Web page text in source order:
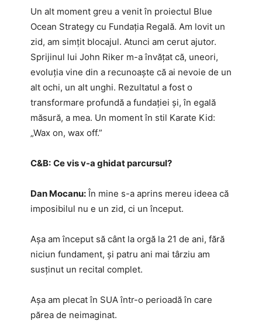
Un alt moment greu a venit în proiectul Blue
Ocean Strategy cu Fundația Regală. Am lovit un
zid, am simțit blocajul. Atunci am cerut ajutor.
Sprijinul lui John Riker m-a învățat că, uneori,
evoluția vine din a recunoaște că ai nevoie de un
alt ochi, un alt unghi. Rezultatul a fost o
transformare profundă a fundației și, în egală
măsură, a mea. Un moment în stil Karate Kid:
„Wax on, wax off.”
C&B: Ce vis v-a ghidat parcursul?
Dan Mocanu: În mine s-a aprins mereu ideea că
imposibilul nu e un zid, ci un început.
Așa am început să cânt la orgă la 21 de ani, fără
niciun fundament, și patru ani mai târziu am
susținut un recital complet.
Așa am plecat în SUA într-o perioadă în care
părea de neimaginat.